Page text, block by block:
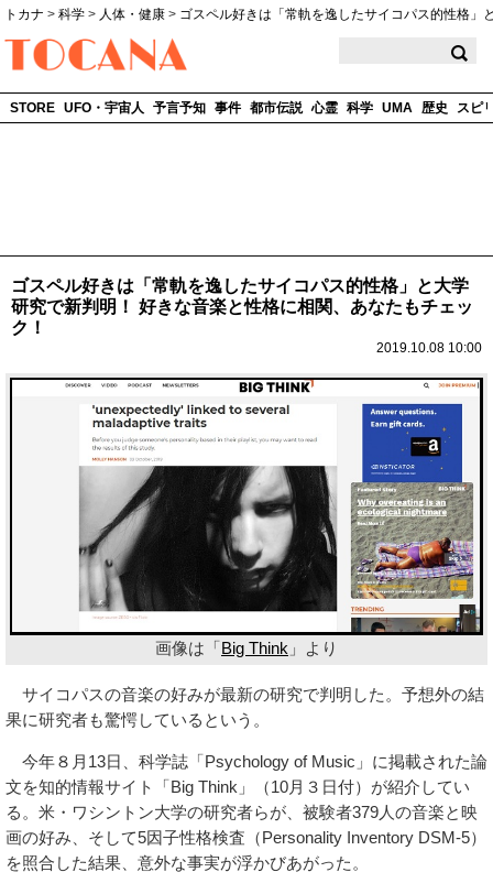
トカナ > 科学 > 人体・健康 > ゴスペル好きは「常軌を逸したサイコパス的性格」
STORE UFO・宇宙人 予言予知 事件 都市伝説 心霊 科学 UMA 歴史 スピ
ゴスペル好きは「常軌を逸したサイコパス的性格」と大学
研究で新判明！ 好きな音楽と性格に相関、あなたもチェッ
ク！
2019.10.08 10:00
画像は「Big Think 」より
サイコパスの音楽の好みが最新の研究で判明した。予想外の結
果に研究者も驚愕しているという。
今年８月13日、科学誌「Psychology of Music」に掲載された論
文を知的情報サイト「Big Think」（10月３日付）が紹介してい
る。米・ワシントン大学の研究者らが、被験者379人の音楽と映
画の好み、そして5因子性格検査（Personality Inventory DSM-5）
を照合した結果、意外な事実が浮かびあがった。